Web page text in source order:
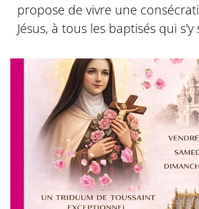
propose de vivre une
Jésus, à tous les baptisés qui